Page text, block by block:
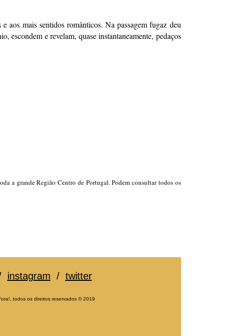
aos mais sentidos românticos. Na passagem fugaz deu
escondem e revelam, quase instantaneamente, pedaços
a grande Região Centro de Portugal. Podem consultar todos os
instagram / twitter
todos os direitos reservados©2019